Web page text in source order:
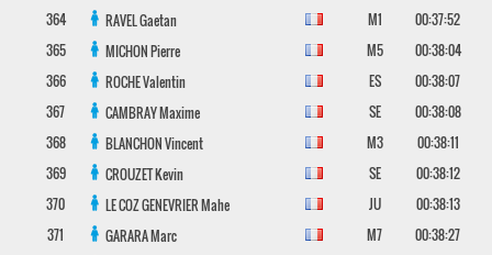
364
RAVELGaetan M1
00:37:52
365
MICHONPierre M5
00:38:04
366
ROCHEValentin ES
00:38:07
367
CAMBRAYMaxime SE
00:38:08
368
BLANCHONVincent M3
00:38:11
369
CROUZETKevin SE
00:38:12
370
LE COZ GENEVRIERMahe JU
00:38:13
371
GARARAMarc M7
00:38:27